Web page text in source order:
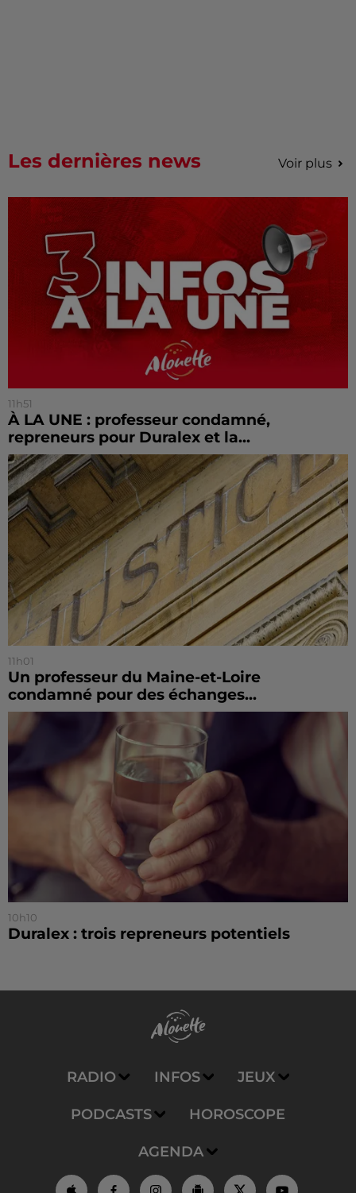
Les dernières news Voir plus
11h51
À LA UNE : professeur condamné,
repreneurs pour Duralex et la...
11h01
Un professeur du Maine-et-Loire
condamné pour des échanges...
10h10
Duralex : trois repreneurs potentiels
RADIO INFOS JEUX
PODCASTS HOROSCOPE
AGENDA